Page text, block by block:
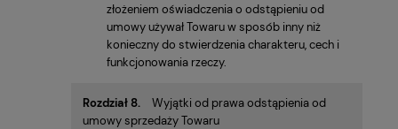
złożeniem oświadczenia o odstąpieniu od
umowy używał Towaru w sposób inny niż
konieczny do stwierdzenia charakteru, cech i
funkcjonowania rzeczy.
Rozdział 8.
Wyjątki od prawa odstąpienia od
umowy sprzedaży Towaru